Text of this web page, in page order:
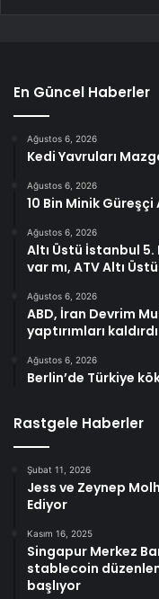
En Güncel Haberler
Ağustos 6, 2026
Kedi Yavruları
Ağustos 6, 2026
10 Bin Minik Güreşçi
Ağustos 6, 2026
Altı Üstü İstanbul
var mı, ATV Altı
Ağustos 6, 2026
ABD, İran Devrim
yaptırımları kaldırdı
Ağustos 6, 2026
Berlin’de Türkiye
Rastgele Haberler
Şubat 11, 2026
Jess ve Zeynep
Ediyor
Kasım 16, 2025
Singapur Merkez
stablecoin
başlıyor